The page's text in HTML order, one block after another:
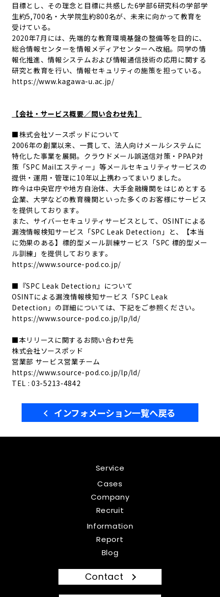
目標とし、その理念と目標に共感した6学部6研究科の学部学
生約5,700名・大学院生約800名が、未来に向かって教育を
受けている。
2020年7月には、先端的な教育環境基盤の整備等を目的に、
総合情報センターを情報メディアセンターへ改組。同学の情
報化推進、情報システムおよび情報通信技術の応用に関する
研究と教育を行い、情報セキュリティの施策を担っている。
https://www.kagawa-u.ac.jp/
【会社・サービス概要／問い合わせ先】
■株式会社ソースポッドについて
2006年の創業以来、一貫して、法人向けメールシステムに
特化した事業を展開。クラウドメール誤送信対策・PPAP対
策「SPC Mailエスティー」等メールセキュリティサービスの
提供・運用・管理に10年以上携わってまいりました。
昨今は中央官庁や地方自治体、大手金融機関をはじめとする
企業、大学などの教育機関といった多くのお客様にサービス
を提供しております。
また、サイバーセキュリティサービスとして、OSINTによる
漏洩情報検知サービス「SPC Leak Detection」と、【本当
に効果のある】標的型メール訓練サービス「SPC 標的型メー
ル訓練」を提供しております。
https://www.source-pod.co.jp/
■『SPC Leak Detection』について
OSINTによる漏洩情報検知サービス「SPC Leak
Detection」の詳細については、下記をご参照ください。
https://www.source-pod.co.jp/lp/ld/
■本リリースに関するお問い合わせ先
株式会社ソースポッド
営業部 サービス営業チーム
https://www.source-pod.co.jp/lp/ld/
TEL : 03-5213-4842
インフォメーション一覧へ戻る
Service
Cases
Company
Recruit
Information
Report
Blog
Contact